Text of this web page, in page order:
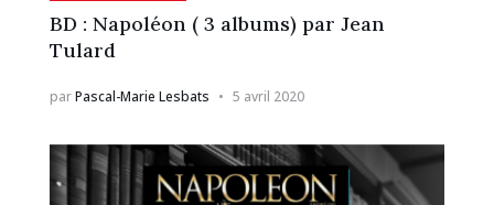
BD : Napoléon ( 3 albums) par Jean
Tulard
parPascal-Marie Lesbats 5 avril 2020